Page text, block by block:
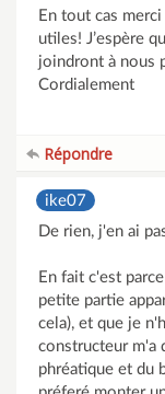
En tout cas
utiles! J’espère
joindront à nous
Cordialement
Répondre
ike07
De rien, j'en ai
En fait c'est
petite partie
cela), et que je
constructeur m'a
phréatique et du